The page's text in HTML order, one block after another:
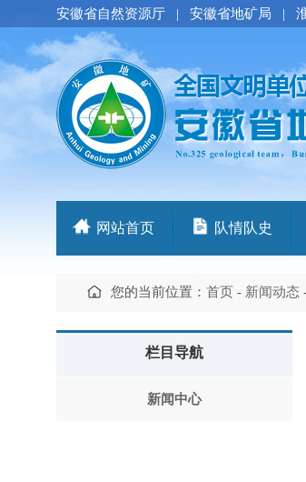
安徽省自然资源厅 | 安徽省地矿局 |
网站首页 队情队史
您的当前位置： 首页 - 新闻动态
栏目导航
新闻中心